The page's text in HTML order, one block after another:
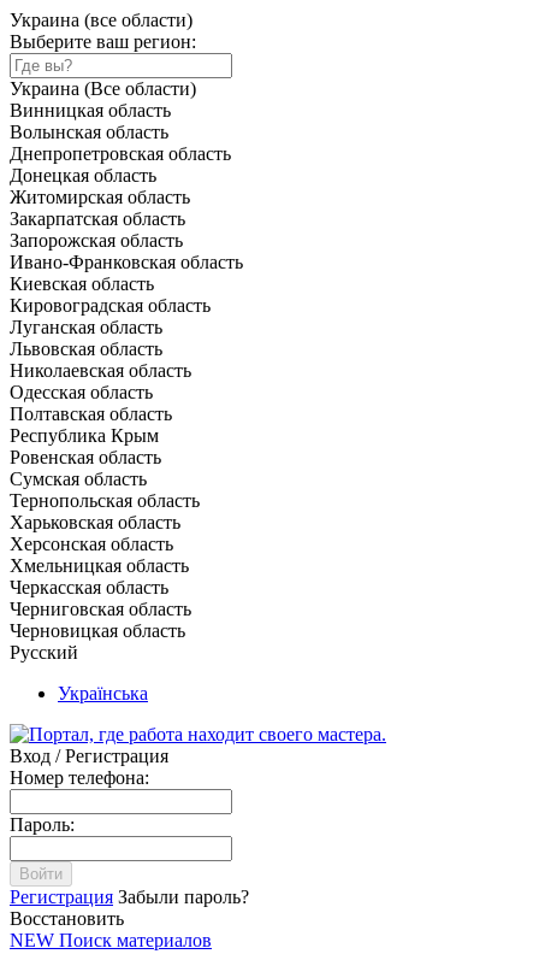
Украина (все области)
Выберите ваш регион:
Украина (Все области)
Винницкая область
Волынская область
Днепропетровская область
Донецкая область
Житомирская область
Закарпатская область
Запорожская область
Ивано-Франковская область
Киевская область
Кировоградская область
Луганская область
Львовская область
Николаевская область
Одесская область
Полтавская область
Республика Крым
Ровенская область
Сумская область
Тернопольская область
Харьковская область
Херсонская область
Хмельницкая область
Черкасская область
Черниговская область
Черновицкая область
Русский
Українська
Вход / Регистрация
Номер телефона:
Пароль:
Войти
Регистрация Забыли пароль?
Восстановить
NEW Поиск материалов